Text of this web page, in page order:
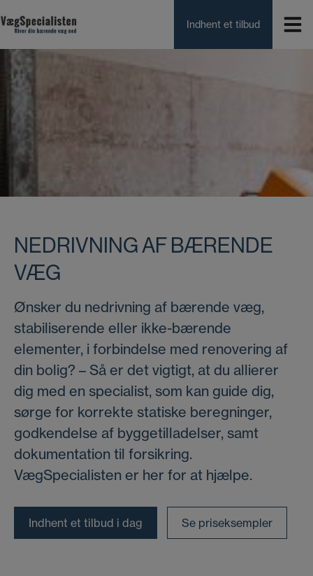
til
indholdet
Indhent et tilbud
NEDRIVNING AF BÆRENDE
VÆG
Ønsker du nedrivning af bærende væg,
stabiliserende eller ikke-bærende
elementer, i forbindelse med renovering af
din bolig? – Så er det vigtigt, at du allierer
dig med en specialist, som kan guide dig,
sørge for korrekte statiske beregninger,
godkendelse af byggetilladelser, samt
dokumentation til forsikring.
VægSpecialisten er her for at hjælpe.
Indhent et tilbud i dag Se priseksempler